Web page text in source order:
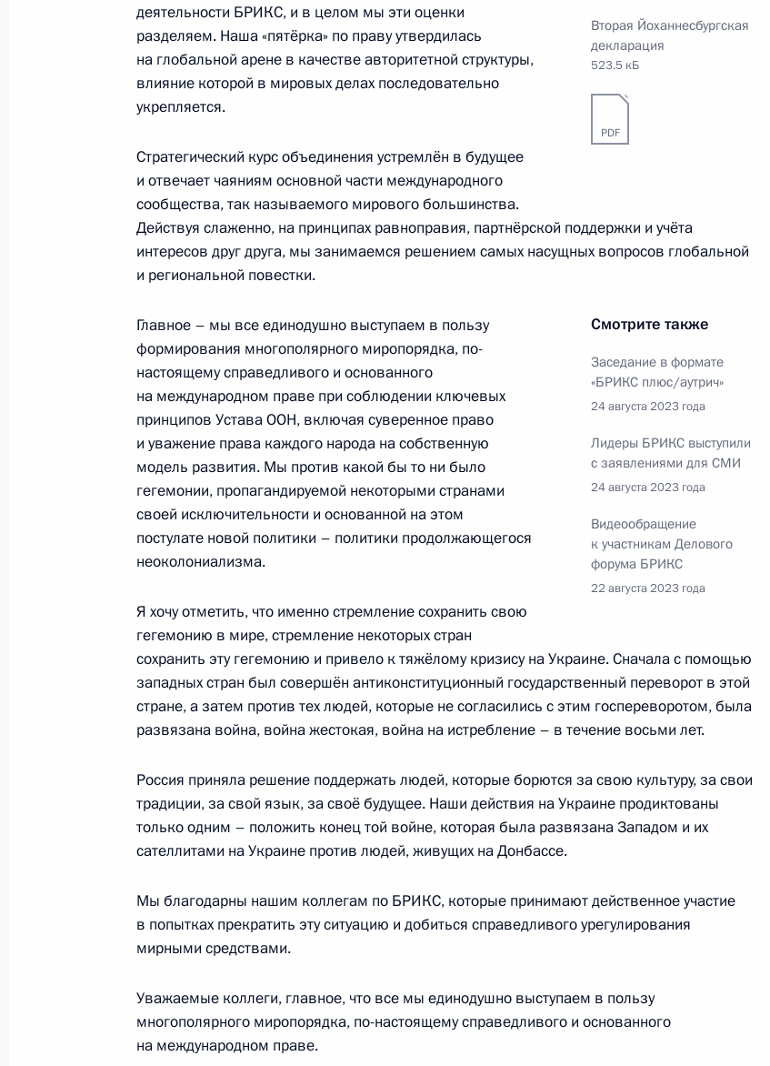
30 августа 2023 года, среда
Встреча с председателем госкорпорации развития «ВЭБ.РФ»
30 августа 2023 года, 13:40 Москва, Кремль
29 августа 2023 года, вторник
Встреча с директором Федеральной службы судебных приставов
29 августа 2023 года, 13:35 Москва, Кремль
28 августа 2023 года, понедельник
Встреча с врио губернатора Омской области Виталием Хоценко
28 августа 2023 года, 13:15 Москва, Кремль
5
25 августа 2023 года, пятница
Совещание с постоянными членами Совета Безопасности
25 августа 2023 года, 13:20 Москва, Кремль
24 августа 2023 года, четверг
Сальдо
24 августа 2023 года, 20:20 Москва, Кремль
Встреча с врио главы ДНР Денисом Пушилиным
24 августа 2023 года, 18:55 Москва, Кремль
4
Заседание в формате «БРИКС плюс/аутрич»
24 августа 2023 года, 12:40
Вторая Йоханнесбургская
декларация
523.5 кБ
PDF
деятельности БРИКС, и в целом мы эти оценки
разделяем. Наша «пятёрка» по праву утвердилась
на глобальной арене в качестве авторитетной структуры,
влияние которой в мировых делах последовательно
укрепляется.
Стратегический курс объединения устремлён в будущее
и отвечает чаяниям основной части международного
сообщества, так называемого мирового большинства.
Действуя слаженно, на принципах равноправия, партнёрской поддержки и учёта
интересов друг друга, мы занимаемся решением самых насущных вопросов глобальной
и региональной повестки.
Смотрите также
Заседание в формате
«БРИКС плюс/аутрич»
24 августа 2023 года
Лидеры БРИКС выступили
с заявлениями для СМИ
24 августа 2023 года
Видеообращение
к участникам Делового
форума БРИКС
22 августа 2023 года
Главное – мы все единодушно выступаем в пользу
формирования многополярного миропорядка, по-
настоящему справедливого и основанного
на международном праве при соблюдении ключевых
принципов Устава ООН, включая суверенное право
и уважение права каждого народа на собственную
модель развития. Мы против какой бы то ни было
гегемонии, пропагандируемой некоторыми странами
своей исключительности и основанной на этом
постулате новой политики – политики продолжающегося
неоколониализма.
Я хочу отметить, что именно стремление сохранить свою
гегемонию в мире, стремление некоторых стран
сохранить эту гегемонию и привело к тяжёлому кризису на Украине. Сначала с помощью
западных стран был совершён антиконституционный государственный переворот в этой
стране, а затем против тех людей, которые не согласились с этим госпереворотом, была
развязана война, война жестокая, война на истребление – в течение восьми лет.
Россия приняла решение поддержать людей, которые борются за свою культуру, за свои
традиции, за свой язык, за своё будущее. Наши действия на Украине продиктованы
только одним – положить конец той войне, которая была развязана Западом и их
сателлитами на Украине против людей, живущих на Донбассе.
Мы благодарны нашим коллегам по БРИКС, которые принимают действенное участие
в попытках прекратить эту ситуацию и добиться справедливого урегулирования
мирными средствами.
Уважаемые коллеги, главное, что все мы единодушно выступаем в пользу
многополярного миропорядка, по-настоящему справедливого и основанного
на международном праве.